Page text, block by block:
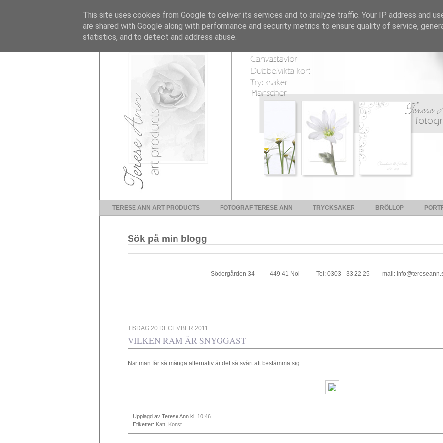
TERESE ANN ART PRODUCTS FOTOGRAF TERESE ANN TRYCKSAKER BRÖLLOP
Sök på min blogg
Södergården 34 - 449 41 Nol - Tel: 0303 - 33 22 25 - mail:
TISDAG 20 DECEMBER 2011
VILKEN RAM ÄR SNYGGAST
När man får så många alternativ är det så svårt att bestämma sig.
Upplagd av Terese Ann kl. 10:46
Etiketter: Katt Konst
This site uses cookies from Google to deliver its services and to analyze traffic. Your IP address and
are shared with Google along with performance and security metrics to ensure quality of service,
statistics, and to detect and address abuse.